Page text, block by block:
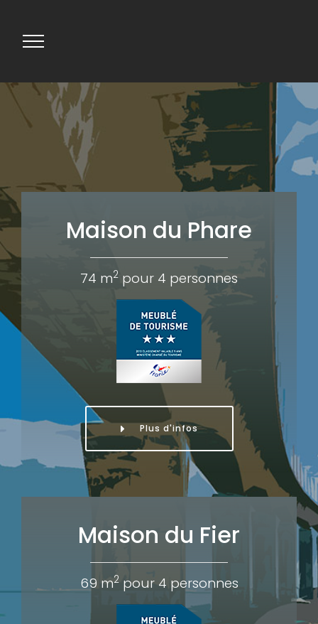
Maison du Phare
74 m2 pour 4 personnes
Plus d'infos
Maison du Fier
69 m2pour 4 personnes